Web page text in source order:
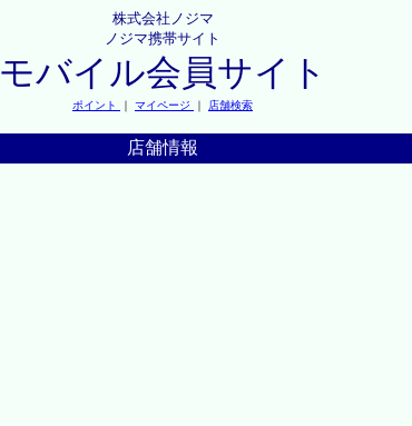
株式会社ノジマ
ノジマ携帯サイト
モバイル会員サイト
ポイント ｜ マイページ ｜ 店舗検索
店舗情報